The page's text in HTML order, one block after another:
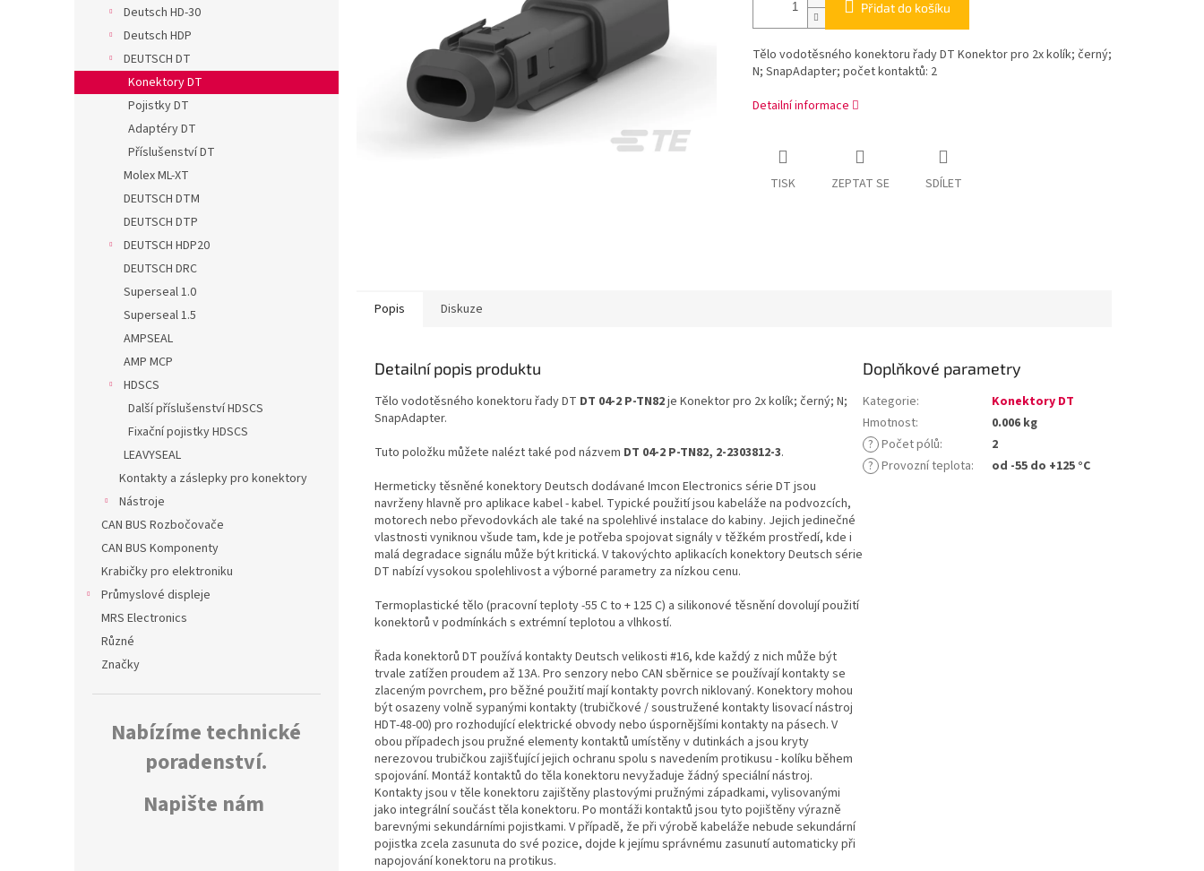
Deutsch HD-30
Deutsch HDP
DEUTSCH DT
Konektory DT
Pojistky DT
Adaptéry DT
Příslušenství DT
Molex ML-XT
DEUTSCH DTM
DEUTSCH DTP
DEUTSCH HDP20
DEUTSCH DRC
Superseal 1.0
Superseal 1.5
AMPSEAL
AMP MCP
HDSCS
Další příslušenství HDSCS
Fixační pojistky HDSCS
LEAVYSEAL
Kontakty a záslepky pro konektory
Nástroje
CAN BUS Rozbočovače
CAN BUS Komponenty
Krabičky pro elektroniku
Průmyslové displeje
MRS Electronics
Různé
Značky
Nabízíme technické
poradenství.
Napište nám
Přidat do košíku
Tělo vodotěsného konektoru řady DT Konektor pro 2x kolík; černý;
N; SnapAdapter; počet kontaktů: 2
Detailní informace
TISK ZEPTAT SE SDÍLET
Popis Diskuze
Detailní popis produktu
Tělo vodotěsného konektoru řady DT DT 04-2 P-TN82je Konektor pro 2x kolík; černý; N;
SnapAdapter.
Tuto položku můžete nalézt také pod názvem DT 04-2 P-TN82, 2-2303812-3.
Hermeticky těsněné konektory Deutsch dodávané Imcon Electronics série DT jsou
navrženy hlavně pro aplikace kabel - kabel. Typické použití jsou kabeláže na podvozcích,
motorech nebo převodovkách ale také na spolehlivé instalace do kabiny. Jejich jedinečné
vlastnosti vyniknou všude tam, kde je potřeba spojovat signály v těžkém prostředí, kde i
malá degradace signálu může být kritická. V takovýchto aplikacích konektory Deutsch série
DT nabízí vysokou spolehlivost a výborné parametry za nízkou cenu.
Termoplastické tělo (pracovní teploty -55 C to + 125 C) a silikonové těsnění dovolují použití
konektorů v podmínkách s extrémní teplotou a vlhkostí.
Řada konektorů DT používá kontakty Deutsch velikosti #16, kde každý z nich může být
trvale zatížen proudem až 13A. Pro senzory nebo CAN sběrnice se používají kontakty se
zlaceným povrchem, pro běžné použití mají kontakty povrch niklovaný. Konektory mohou
být osazeny volně sypanými kontakty (trubičkové / soustružené kontakty lisovací nástroj
HDT-48-00) pro rozhodující elektrické obvody nebo úspornějšími kontakty na pásech. V
obou případech jsou pružné elementy kontaktů umístěny v dutinkách a jsou kryty
nerezovou trubičkou zajišťující jejich ochranu spolu s navedením protikusu - kolíku během
spojování. Montáž kontaktů do těla konektoru nevyžaduje žádný speciální nástroj.
Kontakty jsou v těle konektoru zajištěny plastovými pružnými západkami, vylisovanými
jako integrální součást těla konektoru. Po montáži kontaktů jsou tyto pojištěny výrazně
barevnými sekundárními pojistkami. V případě, že při výrobě kabeláže nebude sekundární
pojistka zcela zasunuta do své pozice, dojde k jejímu správnému zasunutí automaticky při
napojování konektoru na protikus.
Doplňkové parametry
Kategorie:
Konektory DT
Hmotnost:
0.006 kg
? Počet pólů:
2
? Provozní teplota: od -55 do +125 °C